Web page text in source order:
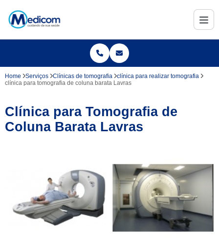
Home Serviços Clínicas de tomografia
clínica para realizar tomografia
clínica para tomografia de coluna barata Lavras
Clínica para Tomografia de
Coluna Barata Lavras